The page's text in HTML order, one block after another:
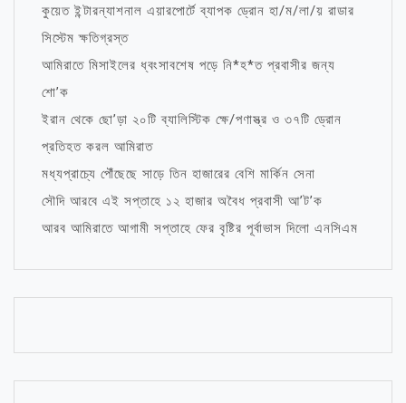
কুয়েত ইন্টারন্যাশনাল এয়ারপোর্টে ব্যাপক ড্রোন হা/ম/লা/য় রাডার
সিস্টেম ক্ষতিগ্রস্ত
আমিরাতে মিসাইলের ধ্বংসাবশেষ পড়ে নি*হ*ত প্রবাসীর জন্য
শো’ক
ইরান থেকে ছো’ড়া ২০টি ব্যালিস্টিক ক্ষে/পণাস্ত্র ও ৩৭টি ড্রোন
প্রতিহত করল আমিরাত
মধ্যপ্রাচ্যে পৌঁছেছে সাড়ে তিন হাজারের বেশি মার্কিন সেনা
সৌদি আরবে এই সপ্তাহে ১২ হাজার অবৈধ প্রবাসী আ’ট’ক
আরব আমিরাতে আগামী সপ্তাহে ফের বৃষ্টির পূর্বাভাস দিলো এনসিএম